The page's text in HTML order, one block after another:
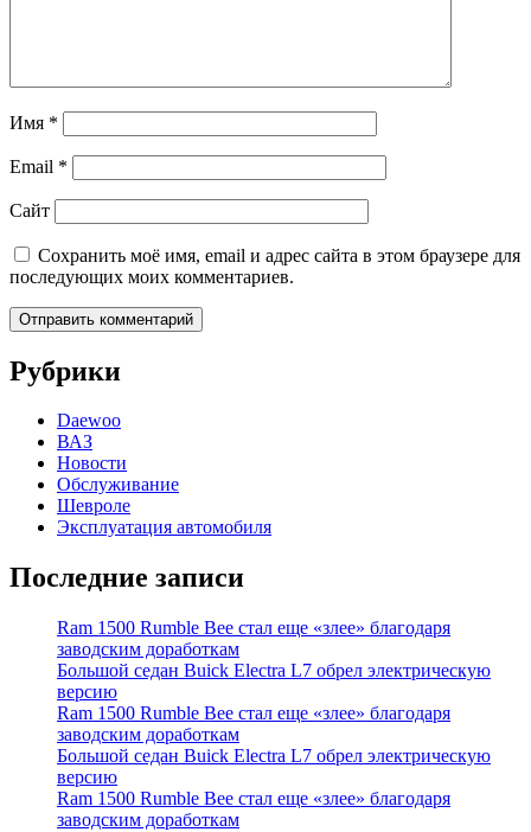
Имя *
Email *
Сайт
Сохранить моё имя, email и адрес сайта в этом браузере для
последующих моих комментариев.
Рубрики
Daewoo
ВАЗ
Новости
Обслуживание
Шевроле
Эксплуатация автомобиля
Последние записи
Ram 1500 Rumble Bee стал еще «злее» благодаря
заводским доработкам
Большой седан Buick Electra L7 обрел электрическую
версию
Ram 1500 Rumble Bee стал еще «злее» благодаря
заводским доработкам
Большой седан Buick Electra L7 обрел электрическую
версию
Ram 1500 Rumble Bee стал еще «злее» благодаря
заводским доработкам